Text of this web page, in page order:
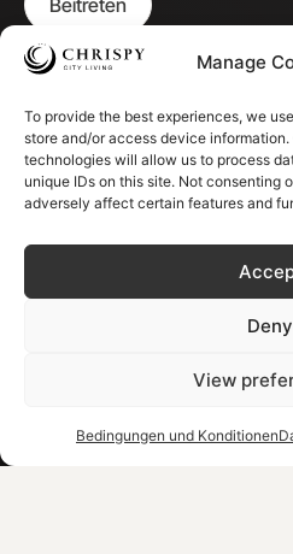
Manage
To provide the best experiences, we
store and/or access device
technologies will allow us to process
unique IDs on this site. Not consenting
adversely affect certain features and
Deny
View
Bedingungen und Konditionen
Beitreten
Hinweisgeberrichtlinie des
DOUNTOULAKIS ANONYMOUS
Entwurf eines Vertrags
über die Ausgliederung
des Immobiliensektors
der Dountoulakis S.A.
Immobiliensektor-
Gebühr für die